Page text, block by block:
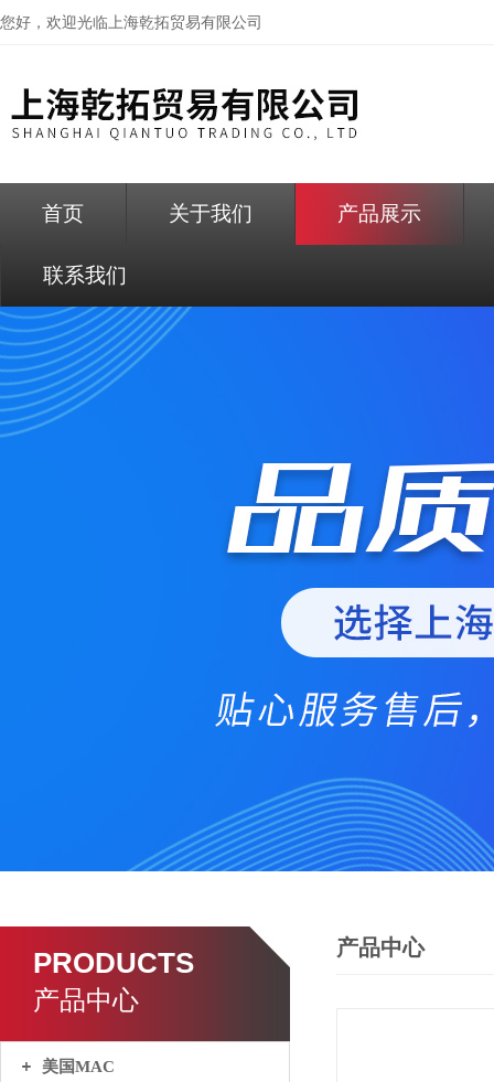
您好，欢迎光临上海乾拓贸易有限公司
首页 关于我们 产品展示
联系我们
PRODUCTS
产品中心
美国MAC
产品中心